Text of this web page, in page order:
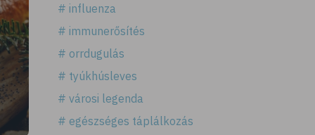
# influenza
# immunerősítés
# orrdugulás
# tyúkhúsleves
# városi legenda
# egészséges táplálkozás